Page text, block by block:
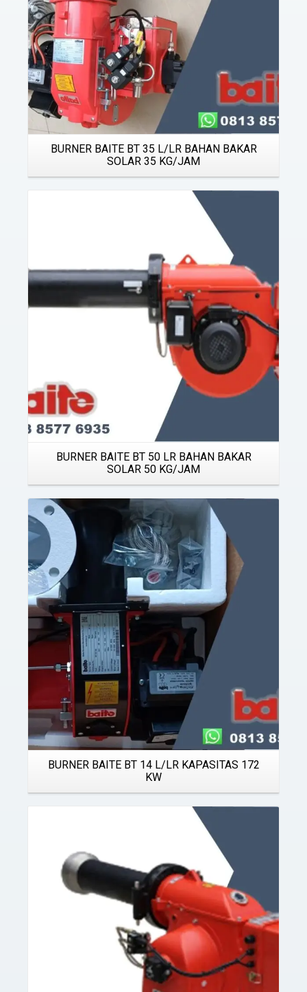
BURNER BAITE BT 35 L/LR BAHAN BAKAR
SOLAR 35 KG/JAM
Details
BURNER BAITE BT 50 LR BAHAN BAKAR
SOLAR 50 KG/JAM
Details
BURNER BAITE BT 14 L/LR KAPASITAS 172
KW
Details